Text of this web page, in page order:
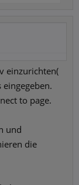
einzurichten(
to page.
und
die